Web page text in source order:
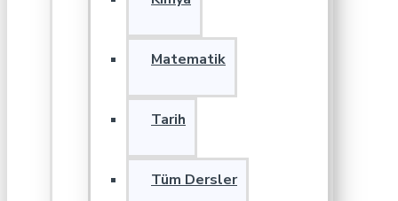
Matematik
Tarih
Tüm Dersler